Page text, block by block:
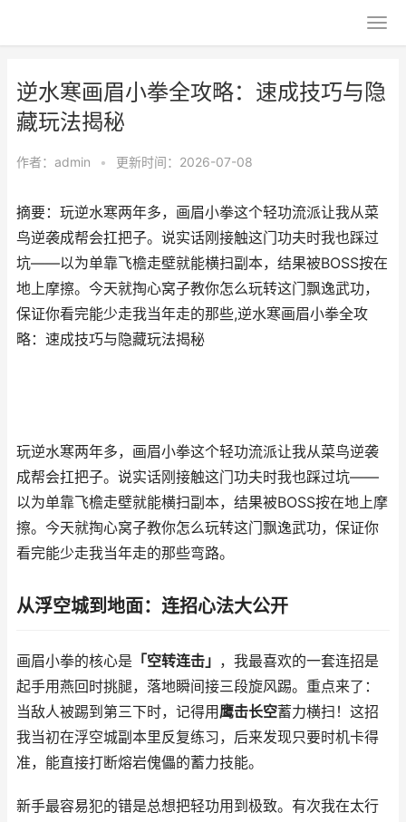
逆水寒画眉小拳全攻略：速成技巧与隐
藏玩法揭秘
作者： admin • 更新时间：2026-07-08
摘要：玩逆水寒两年多，画眉小拳这个轻功流派让我从菜
鸟逆袭成帮会扛把子。说实话刚接触这门功夫时我也踩过
坑——以为单靠飞檐走壁就能横扫副本，结果被BOSS按在
地上摩擦。今天就掏心窝子教你怎么玩转这门飘逸武功，
保证你看完能少走我当年走的那些,逆水寒画眉小拳全攻
略：速成技巧与隐藏玩法揭秘
玩逆水寒两年多，画眉小拳这个轻功流派让我从菜鸟逆袭
成帮会扛把子。说实话刚接触这门功夫时我也踩过坑——
以为单靠飞檐走壁就能横扫副本，结果被BOSS按在地上摩
擦。今天就掏心窝子教你怎么玩转这门飘逸武功，保证你
看完能少走我当年走的那些弯路。
从浮空城到地面：连招心法大公开
画眉小拳的核心是 「空转连击」 ，我最喜欢的一套连招是
起手用燕回时挑腿，落地瞬间接三段旋风踢。重点来了：
当敌人被踢到第三下时，记得用鹰击长空蓄力横扫！这招
我当初在浮空城副本里反复练习，后来发现只要时机卡得
准，能直接打断熔岩傀儡的蓄力技能。
新手最容易犯的错是总想把轻功用到极致。有次我在太行